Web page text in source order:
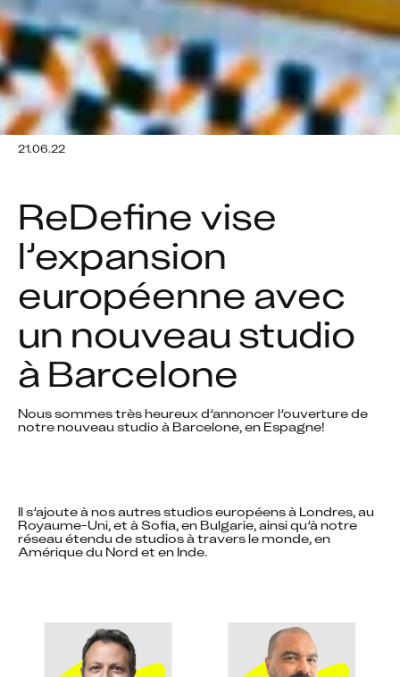
21.06.22
ReDefine vise
l’expansion
européenne avec
un nouveau studio
à Barcelone
Nous sommes très heureux d’annoncer l’ouverture de
notre nouveau studio à Barcelone, en Espagne!
Il s’ajoute à nos autres studios européens à Londres, au
Royaume-Uni, et à Sofia, en Bulgarie, ainsi qu’à notre
réseau étendu de studios à travers le monde, en
Amérique du Nord et en Inde.